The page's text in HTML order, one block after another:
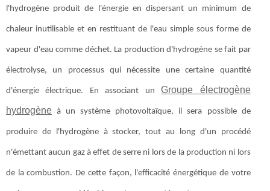
l'hydrogène produit de l'énergie en dispersant un minimum de
chaleur inutilisable et en restituant de l'eau simple sous forme de
vapeur d'eau comme déchet. La production d'hydrogène se fait par
électrolyse, un processus qui nécessite une certaine quantité
d'énergie électrique. En associant unGroupe électrogène
hydrogène à un système photovoltaïque, il sera possible de
produire de l'hydrogène à stocker, tout au long d'un procédé
n'émettant aucun gaz à effet de serre ni lors de la production ni lors
de la combustion. De cette façon, l'efficacité énergétique de votre